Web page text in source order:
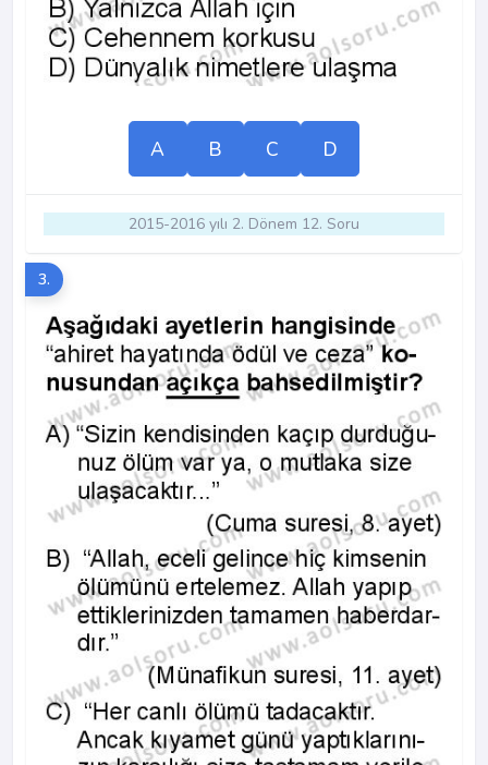
A B C D
2015-2016 yılı 2. Dönem 12. Soru
3.